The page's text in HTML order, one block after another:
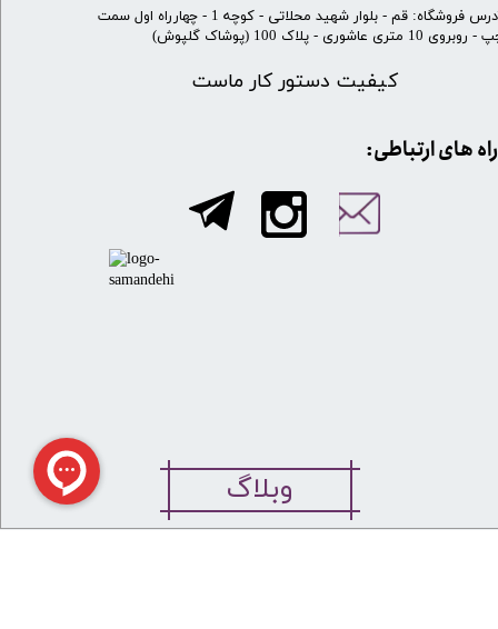
کیفیت دستور کار ماست
​آدرس فروشگاه: قم - بلوار شهید محلاتی - کوچه 1 - چهارراه اول سمت
10 متری عاشوری - پلاک 100 (پوشاک گلپوش)
​​راه های ارتباطی:
وبلاگ